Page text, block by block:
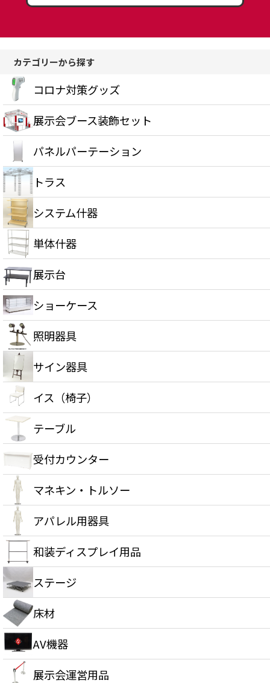
カテゴリーから探す
コロナ対策グッズ
展示会ブース装飾セット
パネルパーテーション
トラス
システム什器
単体什器
展示台
ショーケース
照明器具
サイン器具
イス（椅子）
テーブル
受付カウンター
マネキン・トルソー
アパレル用器具
和装ディスプレイ用品
ステージ
床材
AV機器
展示会運営用品